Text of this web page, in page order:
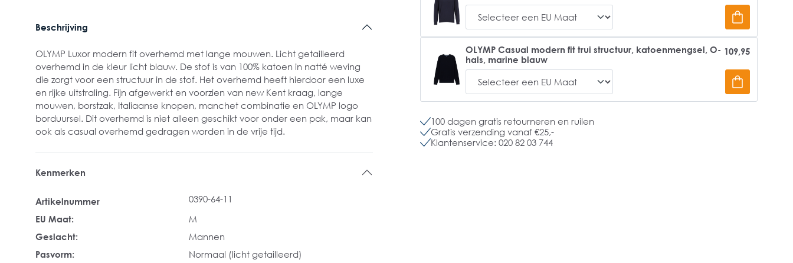
OLYMP Casual modern fit trui structuur, katoenmengsel, O-
hals, marine blauw
109,95
100 dagen gratis retourneren en ruilen
Gratis verzending vanaf €25,-
Klantenservice: 020 82 03 744
Beschrijving
OLYMP Luxor modern fit overhemd met lange mouwen. Licht getailleerd
overhemd in de kleur licht blauw. De stof is van 100% katoen in natté weving
die zorgt voor een structuur in de stof. Het overhemd heeft hierdoor een luxe
en rijke uitstraling. Fijn afgewerkt en voorzien van new Kent kraag, lange
mouwen, borstzak, Italiaanse knopen, manchet combinatie en OLYMP logo
borduursel. Dit overhemd is niet alleen geschikt voor onder een pak, maar kan
ook als casual overhemd gedragen worden in de vrije tijd.
Kenmerken
Artikelnummer
0390-64-11
EU Maat:
M
Geslacht:
Mannen
Pasvorm:
Normaal (licht getailleerd)